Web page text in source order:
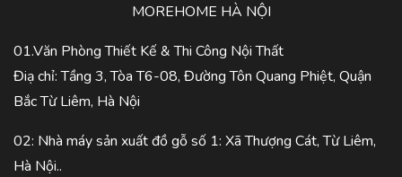
MOREHOME HÀ NỘI
01.Văn Phòng Thiết Kế & Thi Công Nội Thất
Điạ chỉ: Tầng 3, Tòa T6-08, Đường Tôn Quang Phiệt, Quận
Bắc Từ Liêm, Hà Nội
02: Nhà máy sản xuất đồ gỗ số 1: Xã Thượng Cát, Từ Liêm,
Hà Nội..